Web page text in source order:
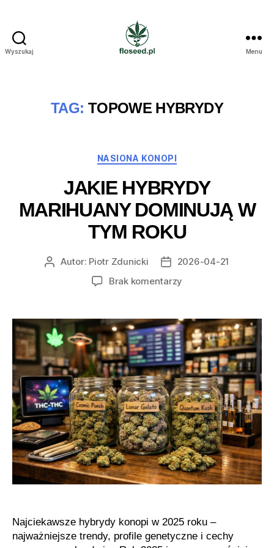
Wyszukaj Menu
TAG: TOPOWE HYBRYDY
Kategorie
NASIONA KONOPI
JAKIE HYBRYDY
MARIHUANY DOMINUJĄ W
TYM ROKU
AutorAutor: Piotr Zdunicki
Data2026-04-21
Brak komentarzy
marihuany
dominują
tym
roku
Najciekawsze hybrydy konopi w 2025 roku –
najważniejsze trendy, profile genetyczne i cechy